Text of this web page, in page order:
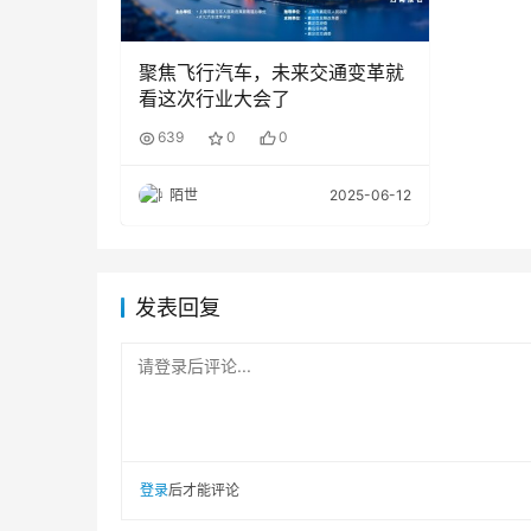
空、高域航空等
2）T1集成商：传感器、热管理、电驱动、
3）T2/T3零部件厂商：芯片、电池、电机、
4）其他厂商或单位：材料商、检测设备商
日常免费申领邮寄、ATC 展览/会议现场、
聚焦飞行汽车，未来交通变革就
看这次行业大会了
639 0 0
陌世 2025-06-12
发表回复
请登录后评论...
登录后才能评论